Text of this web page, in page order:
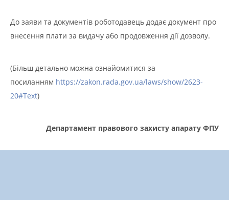
До заяви та документів роботодавець додає документ про
внесення плати за видачу або продовження дії дозволу.
(Більш детально можна ознайомитися за
посиланням https://zakon.rada.gov.ua/laws/show/2623-
20#Text)
Департамент правового захисту апарату ФПУ